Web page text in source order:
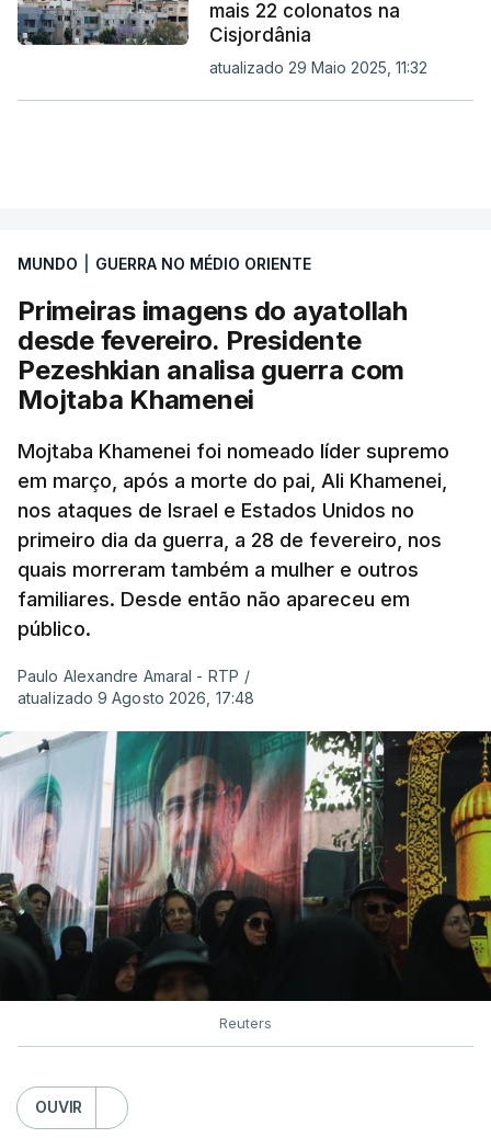
mais 22 colonatos na
Cisjordânia
atualizado 29 Maio 2025, 11:32
MUNDO GUERRA NO MÉDIO ORIENTE
Primeiras imagens do ayatollah
desde fevereiro. Presidente
Pezeshkian analisa guerra com
Mojtaba Khamenei
Mojtaba Khamenei foi nomeado líder supremo
em março, após a morte do pai, Ali Khamenei,
nos ataques de Israel e Estados Unidos no
primeiro dia da guerra, a 28 de fevereiro, nos
quais morreram também a mulher e outros
familiares. Desde então não apareceu em
público.
Paulo Alexandre Amaral - RTP /
atualizado 9 Agosto 2026, 17:48
Reuters
OUVIR